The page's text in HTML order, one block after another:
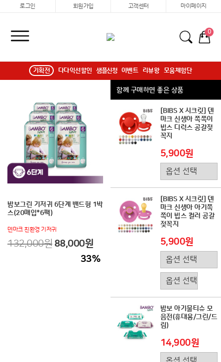
로그인 회원가입 고객센터 마이페이지
0
기획전 다다익선할인 샘플신청 이벤트 리뷰왕 모움체험단
밤보그린 기저귀 6단계 밴드형 1박
스(20매입*6팩)
덴마크 친환경 기저귀
132,000원 88,000원
33%
함께 구매하면 좋은 상품
[BIBS X 시크릿] 덴
마크 신생아 쪽쪽이
빕스 디럭스 공갈젖
꼭지
5,900원
[BIBS X 시크릿] 덴
마크 신생아 아기쪽
쪽이 빕스 컬러 공갈
젖꼭지
5,900원
밤보 아기물티슈 모
음전(휴대용/그린/드
림)
14,900원